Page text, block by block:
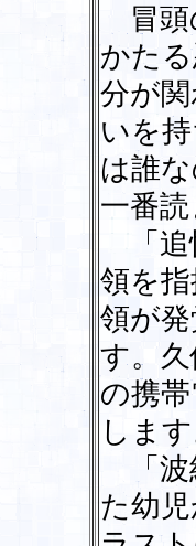
冒頭
かた
分が
いを
は誰
一番読
「追
領を
領が
す。
の携
します
「波
た幼